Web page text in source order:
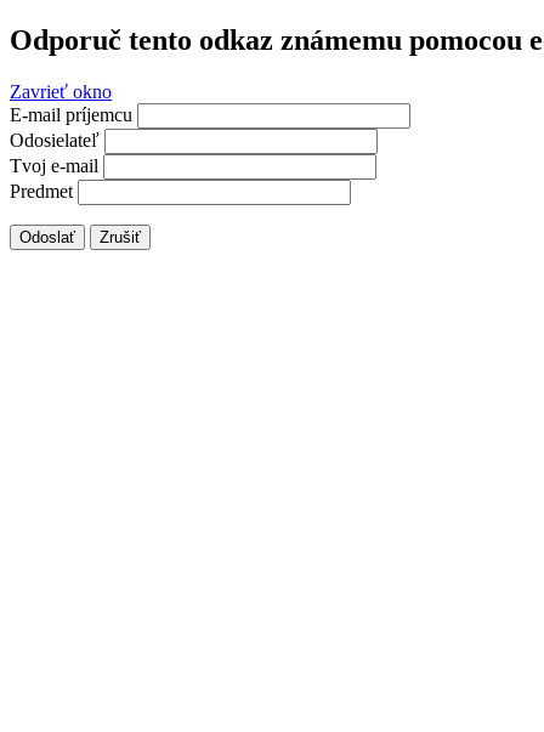
Odporuč tento odkaz známemu pomocou
Zavrieť okno
E-mail príjemcu
Odosielateľ
Tvoj e-mail
Predmet
Odoslať Zrušiť